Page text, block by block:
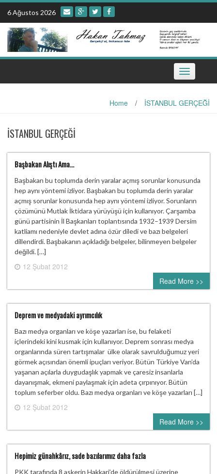
Skip
content
6 Ağustos 2026
Toggle
navigation
Home / İSTANBUL GERÇEĞİ
İSTANBUL GERÇEĞİ
Başbakan Alıştı Ama…
Başbakan bu toplumda derin yaralar açmış sorunlar konusunda
hep aynı yöntemi izliyor. Başbakan bu toplumda derin yaralar
açmış sorunlar konusunda hep aynı yöntemi izliyor. Sorunların
çözümünü Mutlak İktidara yürüyüşü için kullanıyor. Çarşamba
günü partisinin İl Başkanları toplantısında 1932–1939 Dersim
katliamı nedeniyle devlet adına özür diledi ve bazı belgeleri
dillendirdi. Başbakanın açıkladığı belgeler, bilinmeyen belgeler
değildi. […]
12 Şubat 2012
0 comment
Read More >>
Deprem ve medyadaki ayrımcılık
Bazı medya organları ve köşe yazarları ise, bu felaketi
içlerindeki kini kusmak için kullanıyor. Deprem sonrası medya
organlarında süren tartışmalar ülke olarak savrulduğumuz yeri
görmek açısından önemli ipuçları veriyor. Bütün Türkiye Van’da
yaşanan açılarla duygudaşlık yapmak ve çaresiz insanlarla
dayanışmak, ekmeni paylaşmak için adeta çırpınıyor. Bütün
toplum seferber oldu. Bazı medya organları ve köşe yazarları […]
12 Şubat 2012
0 comment
Read More >>
Hepimiz günahkârız, sade bazılarımız daha fazla
PKK tarafında 8 askerin Hakkari’de öldürülmesi üzerine